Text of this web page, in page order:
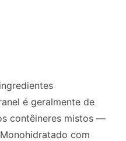
é geralmente de
contêineres mistos —
com